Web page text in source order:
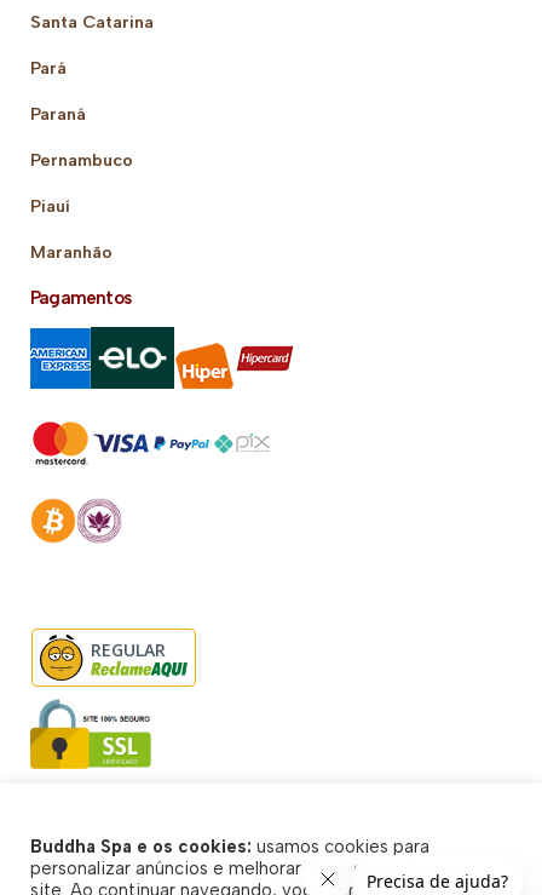
Santa Catarina
Pará
Paraná
Pernambuco
Piauí
Maranhão
Pagamentos
REGULAR
© Buddha Spa 2026 - Todos direitos reservados
Buddha Spa e os cookies: usamos cookies para
personalizar anúncios e melhorar a sua experiência no
site. Ao continuar navegando, você concorda com a